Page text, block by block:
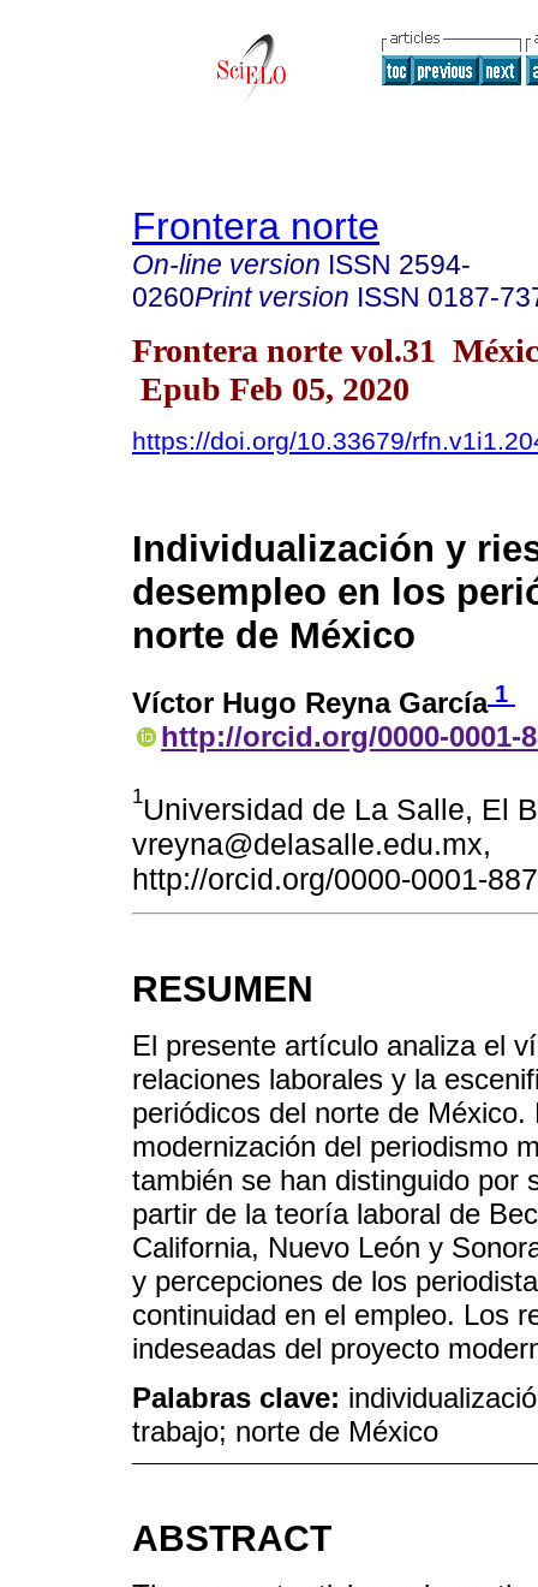
Frontera norte
On-line version ISSN 2594-
0260Print version ISSN 0187-
Frontera norte vol.31
Epub Feb 05, 2020
https://doi.org/10.33679/
Individualización y
desempleo en los
norte de México
Víctor Hugo Reyna García 1
http://orcid.org/0000-0001-
1Universidad de La Salle, El
vreyna@delasalle.edu.mx,
http://orcid.org/0000-0001-
RESUMEN
El presente artículo analiza el
relaciones laborales y la
periódicos del norte de
modernización del periodismo
también se han distinguido por
partir de la teoría laboral de
California, Nuevo León y
y percepciones de los
continuidad en el empleo. Los
indeseadas del proyecto
Palabras clave:
trabajo; norte de México
ABSTRACT